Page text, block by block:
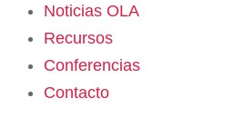
Noticias OLA
Recursos
Conferencias
Contacto